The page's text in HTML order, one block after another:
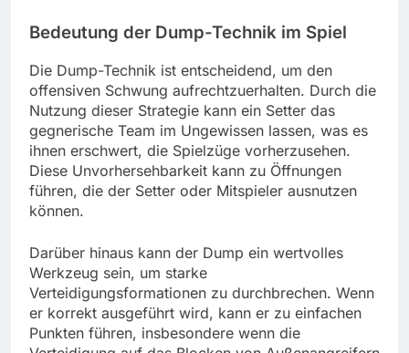
Bedeutung der Dump-Technik im Spiel
Die Dump-Technik ist entscheidend, um den
offensiven Schwung aufrechtzuerhalten. Durch die
Nutzung dieser Strategie kann ein Setter das
gegnerische Team im Ungewissen lassen, was es
ihnen erschwert, die Spielzüge vorherzusehen.
Diese Unvorhersehbarkeit kann zu Öffnungen
führen, die der Setter oder Mitspieler ausnutzen
können.
Darüber hinaus kann der Dump ein wertvolles
Werkzeug sein, um starke
Verteidigungsformationen zu durchbrechen. Wenn
er korrekt ausgeführt wird, kann er zu einfachen
Punkten führen, insbesondere wenn die